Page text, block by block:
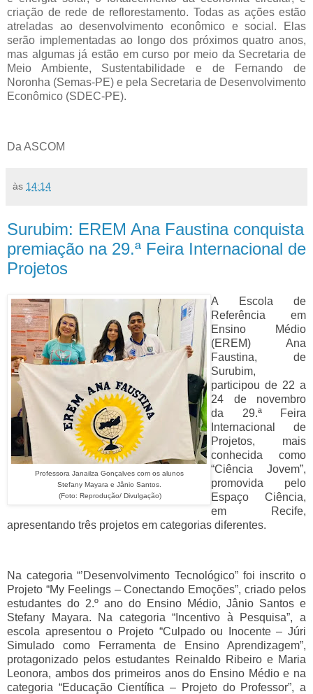
criação de rede de reflorestamento. Todas as ações estão
atreladas ao desenvolvimento econômico e social. Elas
serão implementadas ao longo dos próximos quatro anos,
mas algumas já estão em curso por meio da Secretaria de
Meio Ambiente, Sustentabilidade e de Fernando de
Noronha (Semas-PE) e pela Secretaria de Desenvolvimento
Econômico (SDEC-PE).
Da ASCOM
às 14:14
Surubim: EREM Ana Faustina conquista
premiação na 29.ª Feira Internacional de
Projetos
Professora Janailza Gonçalves com os alunos
Stefany Mayara e Jânio Santos.
(Foto: Reprodução/ Divulgação)
A Escola de
Referência em
Ensino Médio
(EREM) Ana
Faustina, de
Surubim,
participou de 22 a
24 de novembro
da 29.ª Feira
Internacional de
Projetos, mais
conhecida como
“Ciência Jovem”,
promovida pelo
Espaço Ciência,
em Recife,
apresentando três projetos em categorias diferentes.
Na categoria “’Desenvolvimento Tecnológico” foi inscrito o
Projeto “My Feelings – Conectando Emoções”, criado pelos
estudantes do 2.º ano do Ensino Médio, Jânio Santos e
Stefany Mayara. Na categoria “Incentivo à Pesquisa”, a
escola apresentou o Projeto “Culpado ou Inocente – Júri
Simulado como Ferramenta de Ensino Aprendizagem”,
protagonizado pelos estudantes Reinaldo Ribeiro e Maria
Leonora, ambos dos primeiros anos do Ensino Médio e na
categoria “Educação Científica – Projeto do Professor”, a